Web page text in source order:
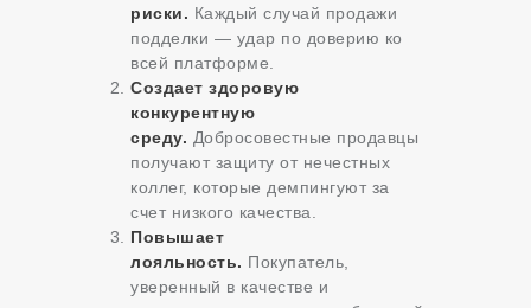
риски. Каждый случай продажи
подделки — удар по доверию ко
всей платформе.
Создает здоровую
конкурентную
среду. Добросовестные продавцы
получают защиту от нечестных
коллег, которые демпингуют за
счет низкого качества.
Повышает
лояльность. Покупатель,
уверенный в качестве и